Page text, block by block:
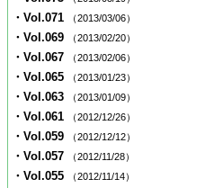
・Vol.071 （2013/03/06）
・Vol.069 （2013/02/20）
・Vol.067 （2013/02/06）
・Vol.065 （2013/01/23）
・Vol.063 （2013/01/09）
・Vol.061 （2012/12/26）
・Vol.059 （2012/12/12）
・Vol.057 （2012/11/28）
・Vol.055 （2012/11/14）